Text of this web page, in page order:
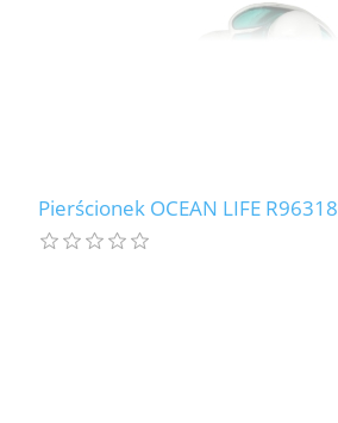
Pierścionek OCEAN LIFE R96318